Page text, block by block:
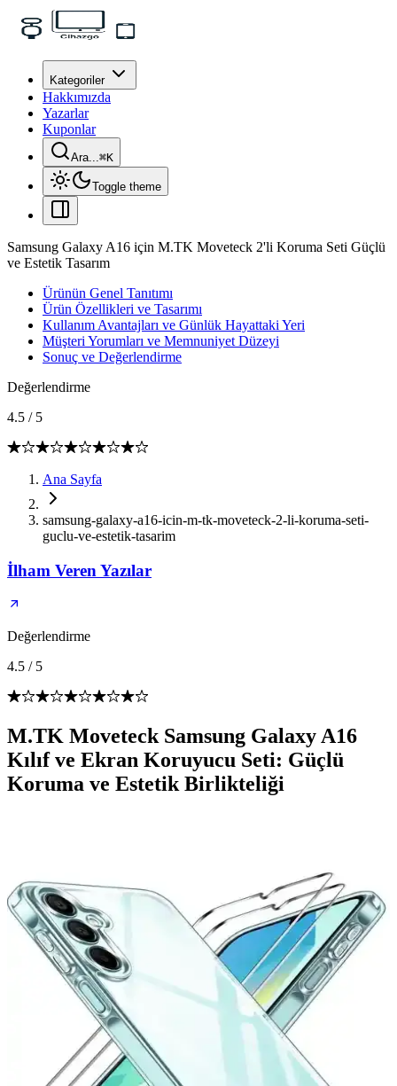
Kategoriler
Hakkımızda
Yazarlar
Kuponlar
Ara...⌘K
Toggle theme
Samsung Galaxy A16 için M.TK Moveteck 2'li Koruma Seti Güçlü
ve Estetik Tasarım
Ürünün Genel Tanıtımı
Ürün Özellikleri ve Tasarımı
Kullanım Avantajları ve Günlük Hayattaki Yeri
Müşteri Yorumları ve Memnuniyet Düzeyi
Sonuç ve Değerlendirme
Değerlendirme
4.5 / 5
Ana Sayfa
samsung-galaxy-a16-icin-m-tk-moveteck-2-li-koruma-seti-
guclu-ve-estetik-tasarim
İlham Veren Yazılar
Değerlendirme
4.5 / 5
M.TK Moveteck Samsung Galaxy A16
Kılıf ve Ekran Koruyucu Seti: Güçlü
Koruma ve Estetik Birlikteliği